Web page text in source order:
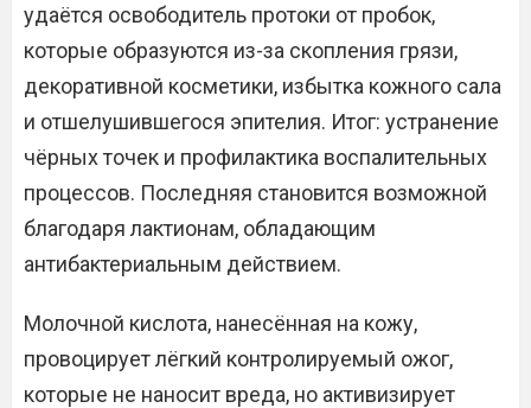
удаётся освободитель протоки от пробок,
которые образуются из-за скопления грязи,
декоративной косметики, избытка кожного сала
и отшелушившегося эпителия. Итог: устранение
чёрных точек и профилактика воспалительных
процессов. Последняя становится возможной
благодаря лактионам, обладающим
антибактериальным действием.
Молочной кислота, нанесённая на кожу,
провоцирует лёгкий контролируемый ожог,
которые не наносит вреда, но активизирует